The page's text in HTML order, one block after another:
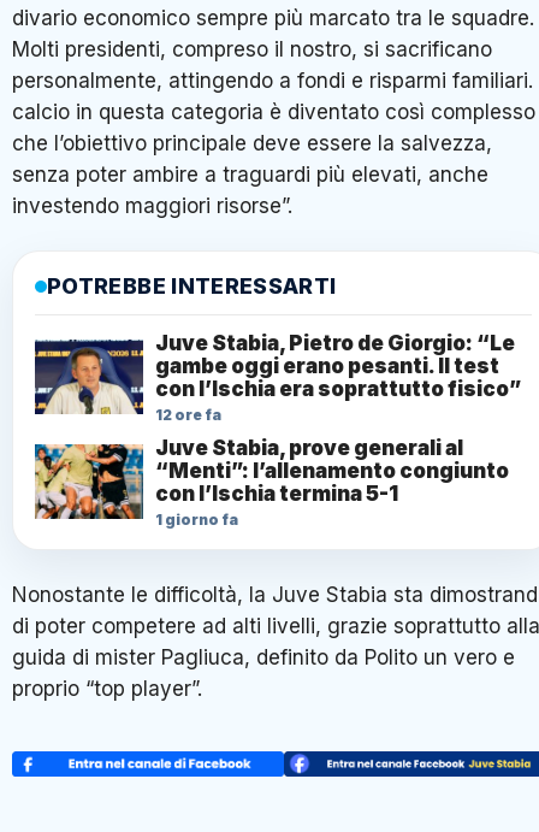
divario economico sempre più marcato tra le squadre.
Molti presidenti, compreso il nostro, si sacrificano
personalmente, attingendo a fondi e risparmi familiari.
calcio in questa categoria è diventato così complesso
che l’obiettivo principale deve essere la salvezza,
senza poter ambire a traguardi più elevati, anche
investendo maggiori risorse”.
POTREBBE INTERESSARTI
Juve Stabia, Pietro de Giorgio: “Le
gambe oggi erano pesanti. Il test
con l’Ischia era soprattutto fisico”
12 ore fa
Juve Stabia, prove generali al
“Menti”: l’allenamento congiunto
con l’Ischia termina 5-1
1 giorno fa
Nonostante le difficoltà, la Juve Stabia sta
di poter competere ad alti livelli, grazie soprattutto alla
guida di mister Pagliuca, definito da Polito un vero e
proprio “top player”.